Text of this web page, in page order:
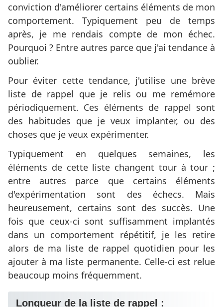
conviction d'améliorer certains éléments de mon
comportement. Typiquement peu de temps
après, je me rendais compte de mon échec.
Pourquoi ? Entre autres parce que j'ai tendance à
oublier.
Pour éviter cette tendance, j'utilise une brève
liste de rappel que je relis ou me remémore
périodiquement. Ces éléments de rappel sont
des habitudes que je veux implanter, ou des
choses que je veux expérimenter.
Typiquement en quelques semaines, les
éléments de cette liste changent tour à tour ;
entre autres parce que certains éléments
d'expérimentation sont des échecs. Mais
heureusement, certains sont des succès. Une
fois que ceux-ci sont suffisamment implantés
dans un comportement répétitif, je les retire
alors de ma liste de rappel quotidien pour les
ajouter à ma liste permanente. Celle-ci est relue
beaucoup moins fréquemment.
Longueur de la liste de rappel :